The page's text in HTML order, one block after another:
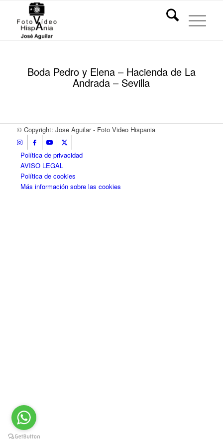
Boda Pedro y Elena – Hacienda de La
Andrada – Sevilla
© Copyright: Jose Aguilar - Foto Video Hispania
Política de privacidad
AVISO LEGAL
Política de cookies
Más información sobre las cookies